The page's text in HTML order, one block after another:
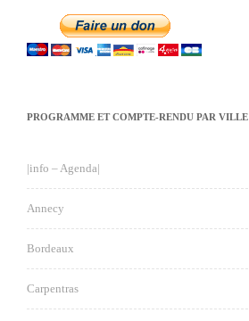
PROGRAMME ET COMPTE-RENDU PAR VILLE
|info – Agenda|
Annecy
Bordeaux
Carpentras